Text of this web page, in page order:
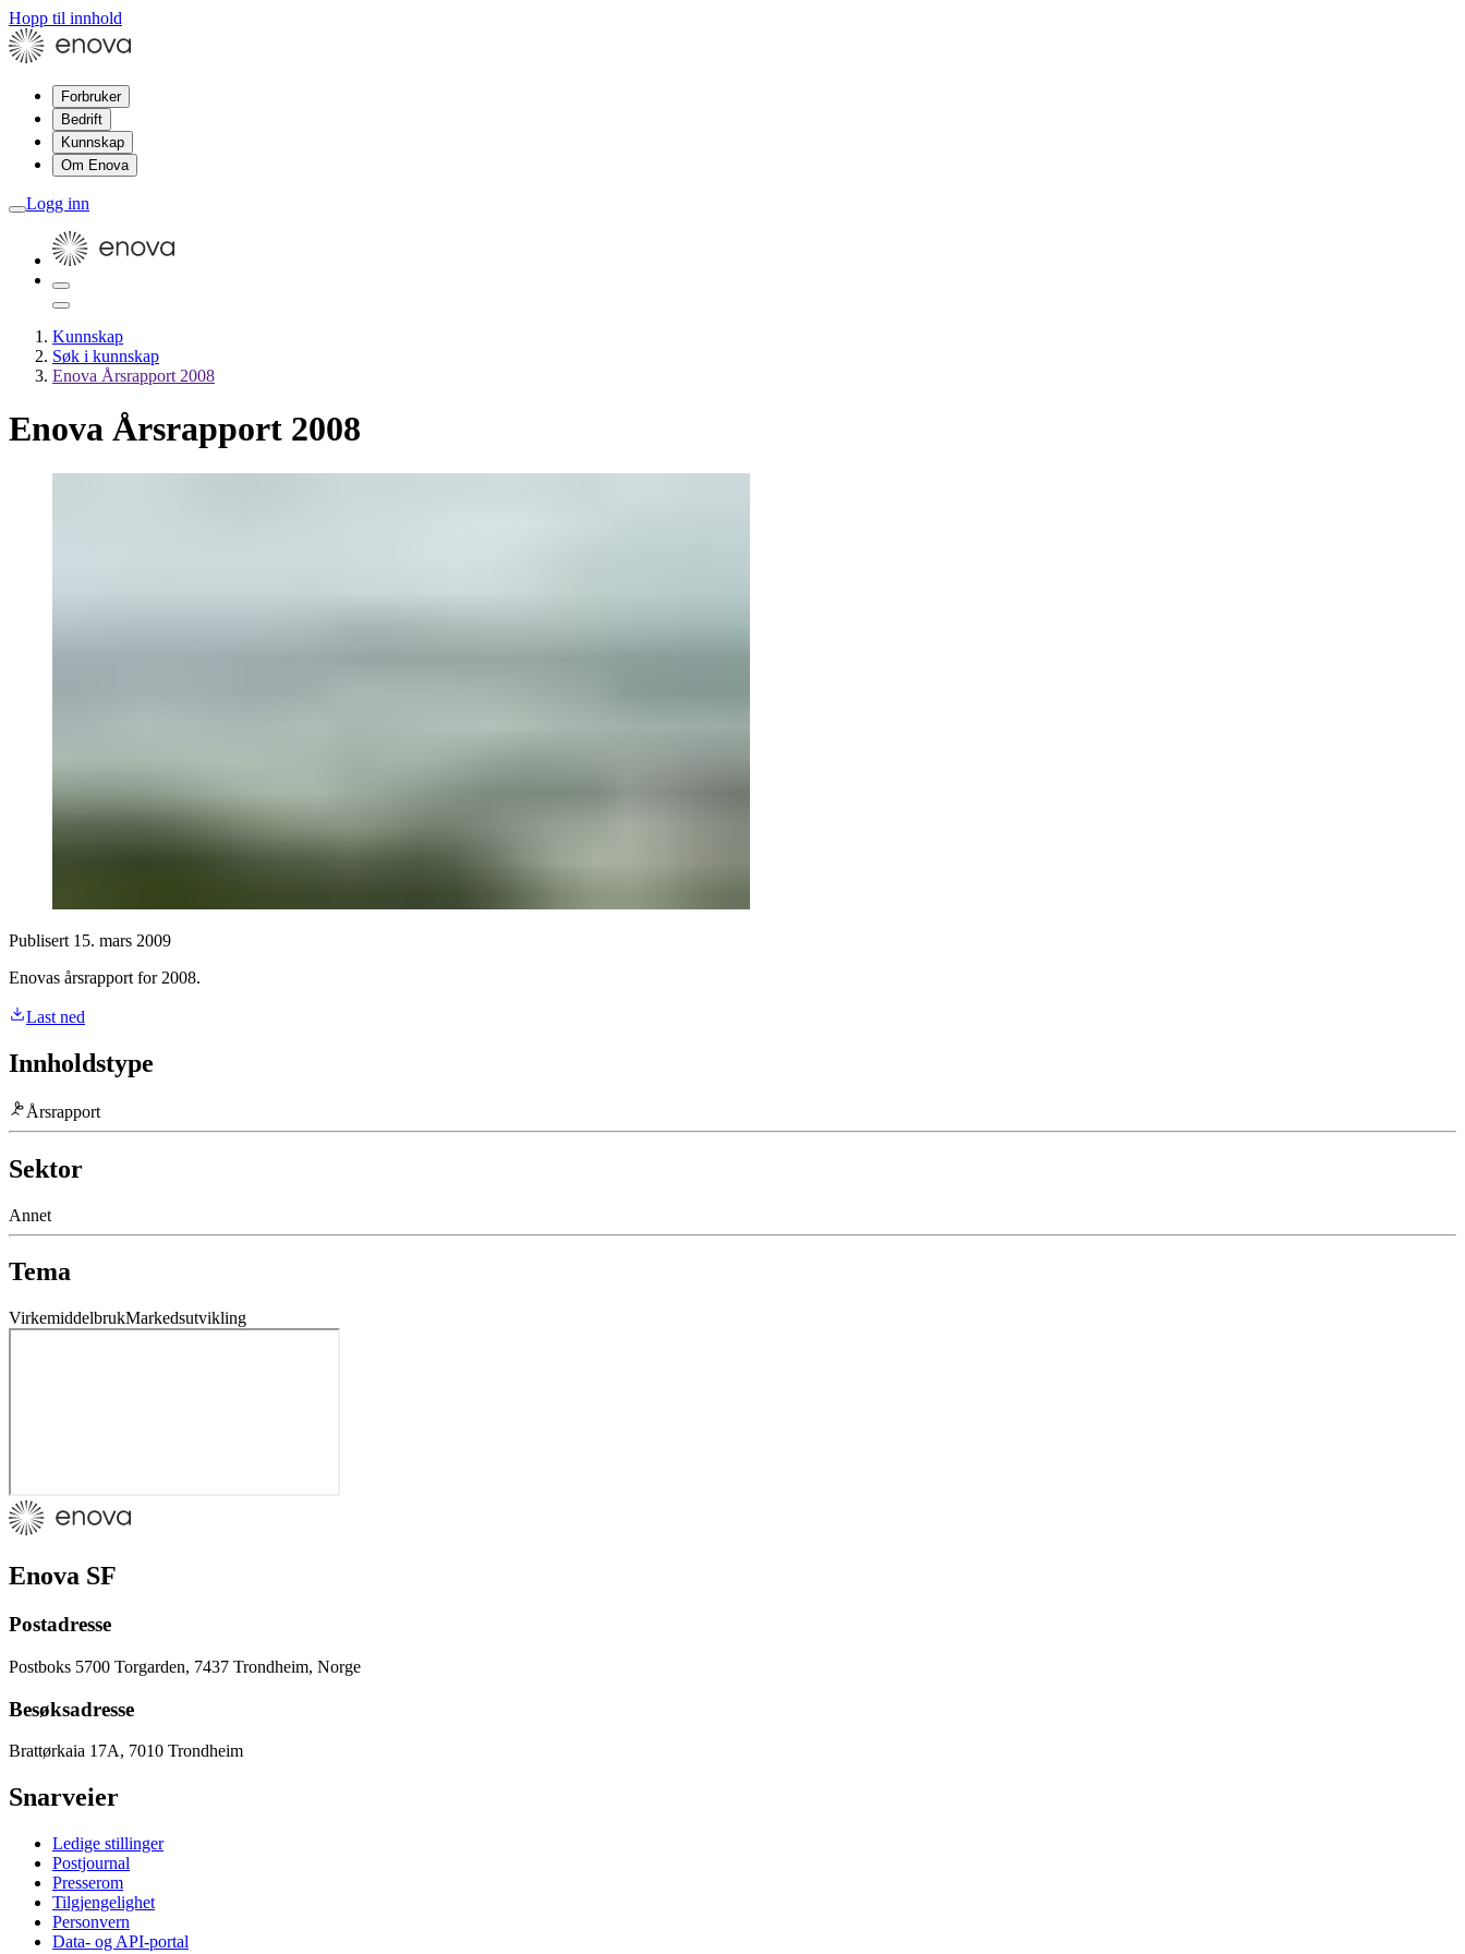
Hopp til innhold
Forbruker
Bedrift
Kunnskap
Om Enova
Logg inn
Kunnskap
Søk i kunnskap
Enova Årsrapport 2008
Enova Årsrapport 2008
Publisert 15. mars 2009
Enovas årsrapport for 2008.
Last ned
Innholdstype
Årsrapport
Sektor
Annet
Tema
VirkemiddelbrukMarkedsutvikling
Enova SF
Postadresse
Postboks 5700 Torgarden, 7437 Trondheim, Norge
Besøksadresse
Brattørkaia 17A, 7010 Trondheim
Snarveier
Ledige stillinger
Postjournal
Presserom
Tilgjengelighet
Personvern
Data- og API-portal